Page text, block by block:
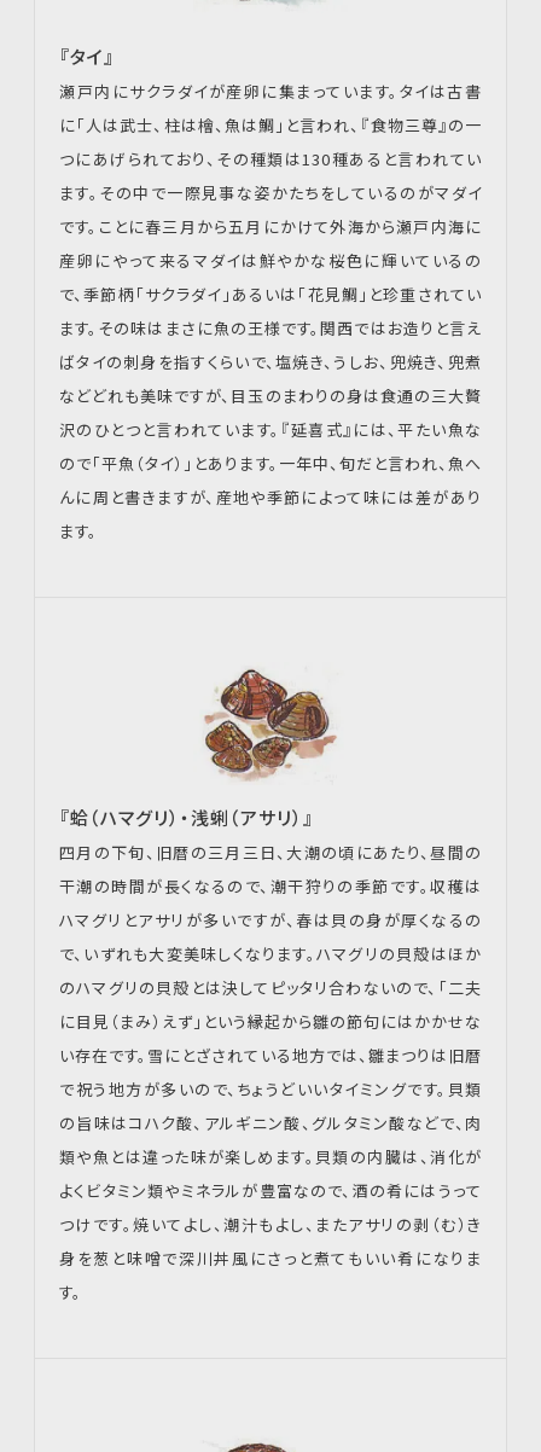
『タイ』
瀬戸内にサクラダイが産卵に集まっています。タイは古書
に「人は武士、柱は檜、魚は鯛」と言われ、『食物三尊』の一
つにあげられており、その種類は130種あると言われてい
ます。その中で一際見事な姿かたちをしているのがマダイ
です。ことに春三月から五月にかけて外海から瀬戸内海に
産卵にやって来るマダイは鮮やかな桜色に輝いているの
で、季節柄「サクラダイ」あるいは「花見鯛」と珍重されてい
ます。その味はまさに魚の王様です。関西ではお造りと言え
ばタイの刺身を指すくらいで、塩焼き、うしお、兜焼き、兜煮
などどれも美味ですが、目玉のまわりの身は食通の三大贅
沢のひとつと言われています。『延喜式』には、平たい魚な
ので「平魚（タイ）」とあります。一年中、旬だと言われ、魚へ
んに周と書きますが、産地や季節によって味には差があり
ます。
『蛤（ハマグリ）・浅蜊（アサリ）』
四月の下旬、旧暦の三月三日、大潮の頃にあたり、昼間の
干潮の時間が長くなるので、潮干狩りの季節です。収穫は
ハマグリとアサリが多いですが、春は貝の身が厚くなるの
で、いずれも大変美味しくなります。ハマグリの貝殻はほか
のハマグリの貝殻とは決してピッタリ合わないので、「二夫
に目見（まみ）えず」という縁起から雛の節句にはかかせな
い存在です。雪にとざされている地方では、雛まつりは旧暦
で祝う地方が多いので、ちょうどいいタイミングです。貝類
の旨味はコハク酸、アルギニン酸、グルタミン酸などで、肉
類や魚とは違った味が楽しめます。貝類の内臓は、消化が
よくビタミン類やミネラルが豊富なので、酒の肴にはうって
つけです。焼いてよし、潮汁もよし、またアサリの剥（む）き
身を葱と味噌で深川丼風にさっと煮てもいい肴になりま
す。